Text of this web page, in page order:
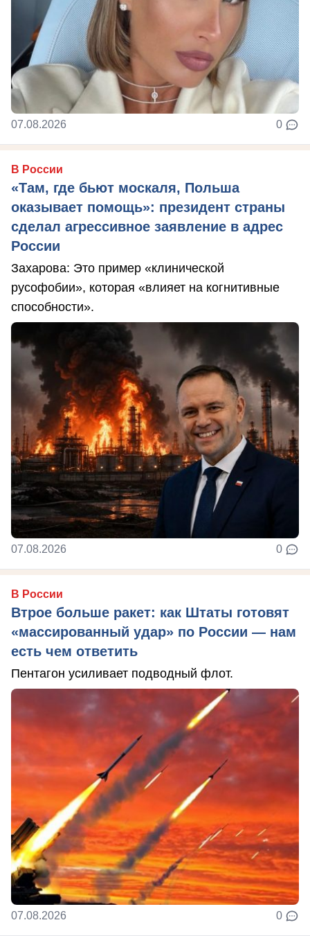
07.08.2026 0
В России
«Там, где бьют москаля, Польша
оказывает помощь»: президент страны
сделал агрессивное заявление в адрес
России
Захарова: Это пример «клинической
русофобии», которая «влияет на когнитивные
способности».
07.08.2026 0
В России
Втрое больше ракет: как Штаты готовят
«массированный удар» по России — нам
есть чем ответить
Пентагон усиливает подводный флот.
07.08.2026 0